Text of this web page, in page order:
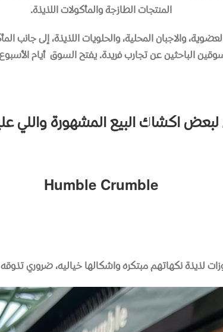
المنتجات الطازجة والمأكولات اللذيذة.
والاجبان المحلية، والحلويات اللذيذة، إلى جانب
الباحثين عن تجارب فريدة.يفتح السوق أيام
لبعضاكشاكالبيعالمشهورةواللي
Humble Crumble
لذيذة نكهاتهم مبتكره واشكالها خياليه، ضروري